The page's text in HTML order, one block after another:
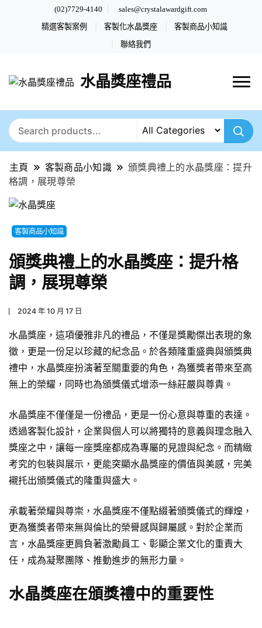
(02)7729-4140 sales@crystalawardgift.com
精選客製案例 客製化水晶獎座 客製商品小知識
聯絡我們
水晶獎座禮品
主頁 客製商品小知識
頒獎典禮上的水晶獎座：提升
格調，展現尊榮
客製商品小知識
頒獎典禮上的水晶獎座：提升格
調，展現尊榮
2024 年 10 月 17 日
水晶獎座，這項優雅非凡的禮品，不僅是獎勵傑出表現的象
徵，更是一份足以珍藏的紀念品。於各類隆重盛典與頒獎典
禮中，水晶獎座扮演著至關重要的角色，為獲獎者帶來至高
無上的榮耀，同時也為頒獎儀式增添一絲莊嚴與尊貴。
水晶獎座不僅僅是一份禮品，更是一份心意與尊重的表達。
透過客製化設計，企業與個人可以將獨特的意義與理念融入
獎座之中，讓每一座獎座都成為專屬的見證與紀念。而精緻
考究的包裝與展示，更能突顯水晶獎座的價值與美感，完美
襯托出頒獎儀式的隆重與盛大。
承載著榮耀與尊崇，水晶獎座不僅點綴著頒獎儀式的輝煌，
更為獲獎者帶來無與倫比的榮譽感與歸屬感。對於企業而
言，水晶獎座更肩負著激勵員工、彰顯企業文化的重責大
任，成為凝聚團隊、推動進步的無形力量。
水晶獎座在頒獎禮中的重要性